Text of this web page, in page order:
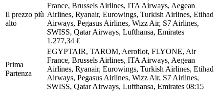
Il prezzo più
alto
France, Brussels Airlines, ITA Airways, Aegean
Airlines, Ryanair, Eurowings, Turkish Airlines, Etihad
Airways, Pegasus Airlines, Wizz Air, S7 Airlines,
SWISS, Qatar Airways, Lufthansa, Emirates
1.277,34 €
Prima
Partenza
EGYPTAIR, TAROM, Aeroflot, FLYONE, Air
France, Brussels Airlines, ITA Airways, Aegean
Airlines, Ryanair, Eurowings, Turkish Airlines, Etihad
Airways, Pegasus Airlines, Wizz Air, S7 Airlines,
SWISS, Qatar Airways, Lufthansa, Emirates 08:15